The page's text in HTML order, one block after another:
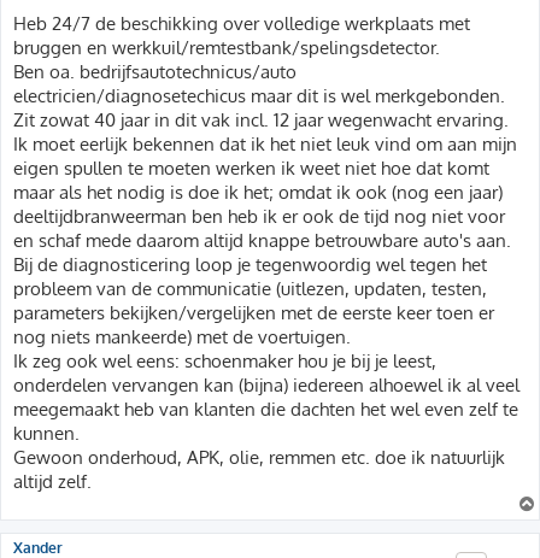
r
i
c
h
t
Heb 24/7 de beschikking over volledige werkplaats met
bruggen en werkkuil/remtestbank/spelingsdetector.
Ben oa. bedrijfsautotechnicus/auto
electricien/diagnosetechicus maar dit is wel merkgebonden.
Zit zowat 40 jaar in dit vak incl. 12 jaar wegenwacht ervaring.
Ik moet eerlijk bekennen dat ik het niet leuk vind om aan mijn
eigen spullen te moeten werken ik weet niet hoe dat komt
maar als het nodig is doe ik het; omdat ik ook (nog een jaar)
deeltijdbranweerman ben heb ik er ook de tijd nog niet voor
en schaf mede daarom altijd knappe betrouwbare auto's aan.
Bij de diagnosticering loop je tegenwoordig wel tegen het
probleem van de communicatie (uitlezen, updaten, testen,
parameters bekijken/vergelijken met de eerste keer toen er
nog niets mankeerde) met de voertuigen.
Ik zeg ook wel eens: schoenmaker hou je bij je leest,
onderdelen vervangen kan (bijna) iedereen alhoewel ik al veel
meegemaakt heb van klanten die dachten het wel even zelf te
kunnen.
Gewoon onderhoud, APK, olie, remmen etc. doe ik natuurlijk
altijd zelf.
Xander